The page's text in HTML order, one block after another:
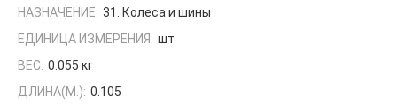
НАЗНАЧЕНИЕ: 31. Колеса и шины
ЕДИНИЦА ИЗМЕРЕНИЯ: шт
ВЕС: 0.055 кг
ДЛИНА(М.): 0.105